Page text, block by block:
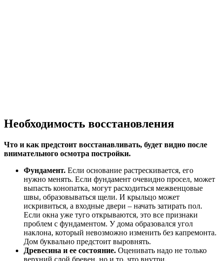
Необходимость восстановления
Что и как предстоит восстанавливать, будет видно после
внимательного осмотра постройки.
Фундамент. Если основание растрескивается, его
нужно менять. Если фундамент очевидно просел, может
выпасть конопатка, могут расходиться межвенцовые
швы, образовываться щели. И крыльцо может
искривиться, а входные двери – начать затирать пол.
Если окна уже туго открываются, это все признаки
проблем с фундаментом. У дома образовался угол
наклона, который невозможно изменить без капремонта.
Дом буквально предстоит выровнять.
Древесина и ее состояние. Оценивать надо не только
верхний слой бревен, но и то, что внутри.